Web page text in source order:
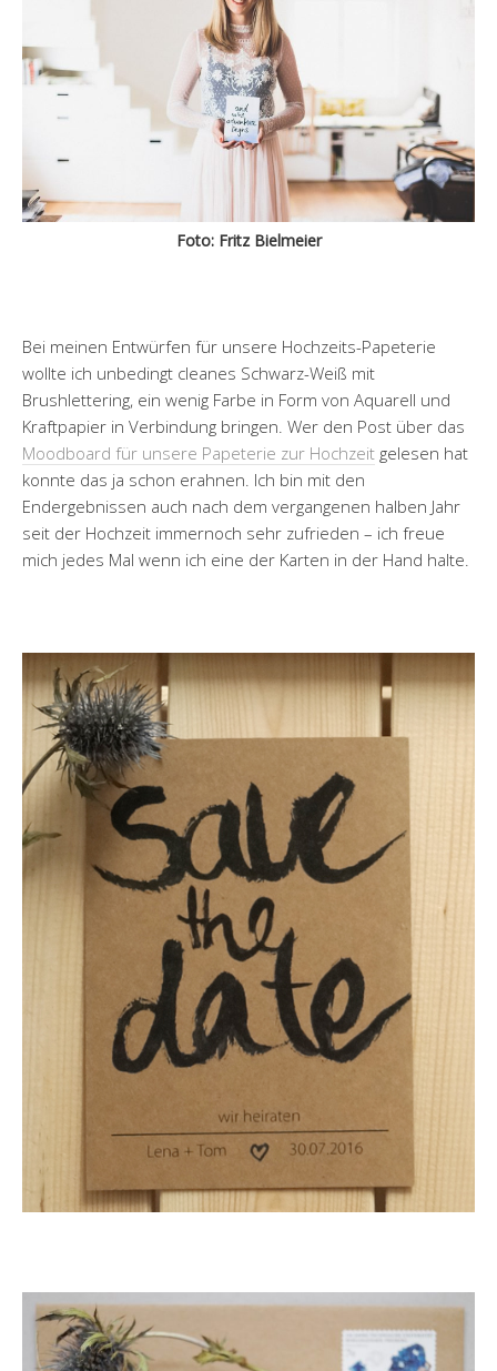
Foto: Fritz Bielmeier
Bei meinen Entwürfen für unsere Hochzeits-Papeterie
wollte ich unbedingt cleanes Schwarz-Weiß mit
Brushlettering, ein wenig Farbe in Form von Aquarell und
Kraftpapier in Verbindung bringen. Wer den Post über das
Moodboard für unsere Papeterie zur Hochzeit gelesen hat
konnte das ja schon erahnen. Ich bin mit den
Endergebnissen auch nach dem vergangenen halben Jahr
seit der Hochzeit immernoch sehr zufrieden – ich freue
mich jedes Mal wenn ich eine der Karten in der Hand halte.